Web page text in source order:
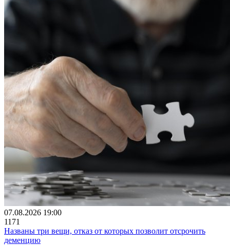
07.08.2026 19:00
1171
Названы три вещи, отказ от которых позволит отсрочить
деменцию